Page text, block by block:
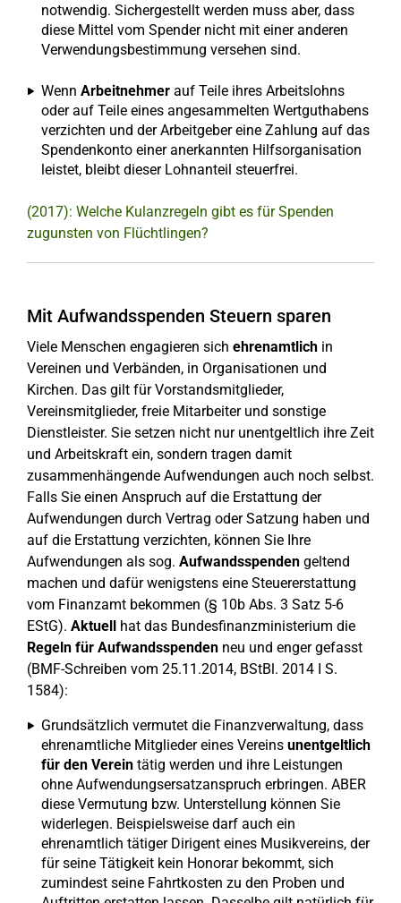
notwendig. Sichergestellt werden muss aber, dass
diese Mittel vom Spender nicht mit einer anderen
Verwendungsbestimmung versehen sind.
Wenn Arbeitnehmer auf Teile ihres Arbeitslohns
oder auf Teile eines angesammelten Wertguthabens
verzichten und der Arbeitgeber eine Zahlung auf das
Spendenkonto einer anerkannten Hilfsorganisation
leistet, bleibt dieser Lohnanteil steuerfrei.
(2017): Welche Kulanzregeln gibt es für Spenden
zugunsten von Flüchtlingen?
Mit Aufwandsspenden Steuern sparen
Viele Menschen engagieren sich ehrenamtlich in
Vereinen und Verbänden, in Organisationen und
Kirchen. Das gilt für Vorstandsmitglieder,
Vereinsmitglieder, freie Mitarbeiter und sonstige
Dienstleister. Sie setzen nicht nur unentgeltlich ihre Zeit
und Arbeitskraft ein, sondern tragen damit
zusammenhängende Aufwendungen auch noch selbst.
Falls Sie einen Anspruch auf die Erstattung der
Aufwendungen durch Vertrag oder Satzung haben und
auf die Erstattung verzichten, können Sie Ihre
Aufwendungen als sog. Aufwandsspenden geltend
machen und dafür wenigstens eine Steuererstattung
vom Finanzamt bekommen (§ 10b Abs. 3 Satz 5-6
EStG). Aktuell hat das Bundesfinanzministerium die
Regeln für Aufwandsspenden neu und enger gefasst
(BMF-Schreiben vom 25.11.2014, BStBl. 2014 I S.
1584):
Grundsätzlich vermutet die Finanzverwaltung, dass
ehrenamtliche Mitglieder eines Vereins unentgeltlich
für den Verein tätig werden und ihre Leistungen
ohne Aufwendungsersatzanspruch erbringen. ABER
diese Vermutung bzw. Unterstellung können Sie
widerlegen. Beispielsweise darf auch ein
ehrenamtlich tätiger Dirigent eines Musikvereins, der
für seine Tätigkeit kein Honorar bekommt, sich
zumindest seine Fahrtkosten zu den Proben und